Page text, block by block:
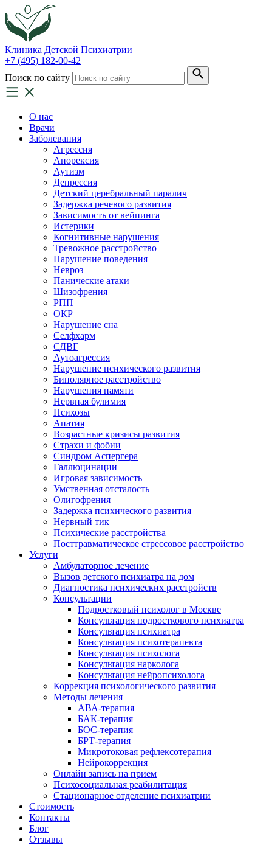
Клиника Детской Психиатрии
+7 (495) 182-00-42
Поиск по сайту
О нас
Врачи
Заболевания
Агрессия
Анорексия
Аутизм
Депрессия
Детский церебральный паралич
Задержка речевого развития
Зависимость от вейпинга
Истерики
Когнитивные нарушения
Тревожное расстройство
Нарушение поведения
Невроз
Панические атаки
Шизофрения
РПП
ОКР
Нарушение сна
Селфхарм
СДВГ
Аутоагрессия
Нарушение психического развития
Биполярное расстройство
Нарушения памяти
Нервная булимия
Психозы
Апатия
Возрастные кризисы развития
Страхи и фобии
Синдром Аспергера
Галлюцинации
Игровая зависимость
Умственная отсталость
Олигофрения
Задержка психического развития
Нервный тик
Психические расстройства
Посттравматическое стрессовое расстройство
Услуги
Амбулаторное лечение
Вызов детского психиатра на дом
Диагностика психических расстройств
Консультации
Подростковый психолог в Москве
Консультация подросткового психиатра
Консультация психиатра
Консультация психотерапевта
Консультация психолога
Консультация нарколога
Консультация нейропсихолога
Коррекция психологического развития
Методы лечения
АВА-терапия
БАК-терапия
БОС-терапия
БРТ-терапия
Микротоковая рефлексотерапия
Нейрокоррекция
Онлайн запись на прием
Психосоциальная реабилитация
Стационарное отделение психиатрии
Стоимость
Контакты
Блог
Отзывы